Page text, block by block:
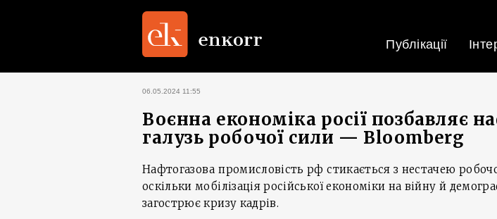
Публікації
06.05.2024 11:55
Воєнна економіка росії позбавляє
галузь робочої сили — Bloomberg
Нафтогазова промисловість рф стикається з нестачею
оскільки мобілізація російської економіки на війну й
загострює кризу кадрів.